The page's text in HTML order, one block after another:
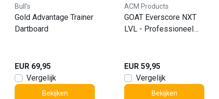
Bull's
Gold Advantage Trainer
Dartboard
EUR 69,95
Vergelijk
Bekijken
ACM Products
GOAT Everscore NXT
LVL - Professioneel
EUR 59,95
Vergelijk
Bekijken